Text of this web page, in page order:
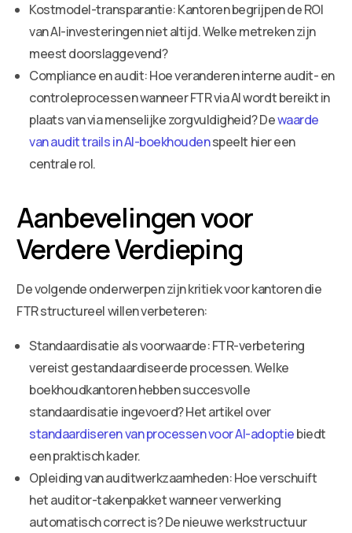
Kostmodel-transparantie: Kantoren begrijpen de ROI
van AI-investeringen niet altijd. Welke metreken zijn
meest doorslaggevend?
Compliance en audit: Hoe veranderen interne audit- en
controleprocessen wanneer FTR via AI wordt bereikt in
plaats van via menselijke zorgvuldigheid? Dewaarde
van audit trails in AI-boekhoudenspeelt hier een
centrale rol.
Aanbevelingen voor
Verdere Verdieping
De volgende onderwerpen zijn kritiek voor kantoren die
FTR structureel willen verbeteren:
Standaardisatie als voorwaarde: FTR-verbetering
vereist gestandaardiseerde processen. Welke
boekhoudkantoren hebben succesvolle
standaardisatie ingevoerd? Het artikel over
standaardiseren van processen voor AI-adoptiebiedt
een praktisch kader.
Opleiding van auditwerkzaamheden: Hoe verschuift
het auditor-takenpakket wanneer verwerking
automatisch correct is? De nieuwe werkstructuur